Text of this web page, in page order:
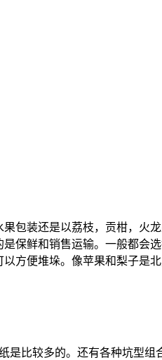
包装还是以荔枝，贡柑，火
保鲜和销售运输。一般都会
方便堆垛。像苹果和梨子是
是比较多的。还有各种坑型组